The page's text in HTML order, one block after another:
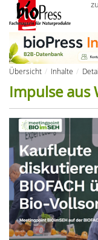
Übersicht Inhalte
Impulse aus